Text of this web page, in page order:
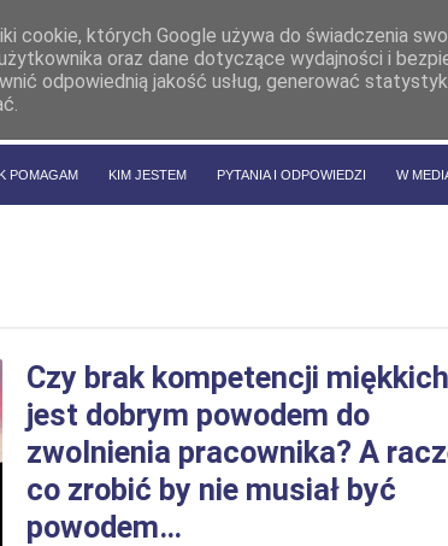
POMAGAM KIM JESTEM PYTANIA I ODPOWIEDZI W
Czy brak kompetencji miękkich
jest dobrym powodem do
zwolnienia pracownika? A
co zrobić by nie musiał być
powodem…
cookie, których Google używa do świadczenia
oraz dane dotyczące wydajności i
odpowiednią jakość usług, generować